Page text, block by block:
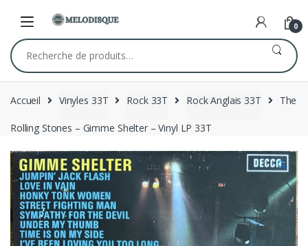
navigation
content
0
Recherche
pour :
Accueil Vinyles 33T Rock 33T Rock Anglais 33T The
Rolling Stones – Gimme Shelter – Vinyl LP 33T
🔍